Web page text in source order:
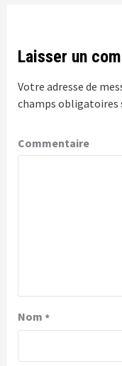
Laisser un
Votre adresse de
champs obligatoires
Commentaire
Nom *